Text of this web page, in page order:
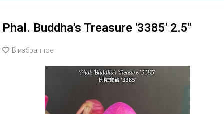
Phal. Buddha's Treasure '3385' 2.5''
В избранное